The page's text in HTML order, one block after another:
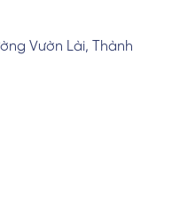
số, vận mệnh của người
nhất
Vườn Lài, Thành